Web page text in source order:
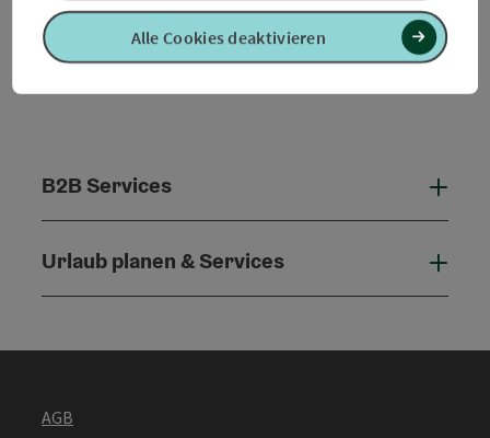
B2B Services
Urlaub planen & Services
AGB
Alle Cookies deaktivieren